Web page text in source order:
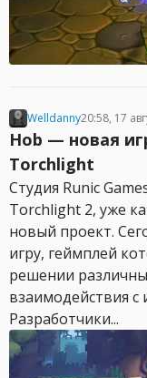
Welldanny20:58, 17
Hob — новая
Torchlight
Студия Runic
Torchlight 2, уже
новый проект.
игру, геймплей
решении
взаимодействия
Разработчики...